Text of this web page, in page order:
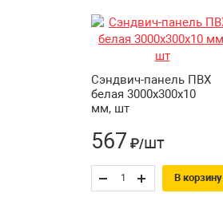
Сэндвич-панель ПВХ
белая 3000х300х10
мм, шт
567 ₽/шт
В корзину